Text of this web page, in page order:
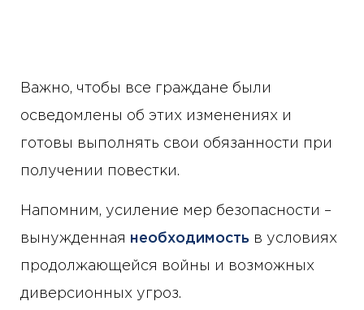
Важно, чтобы все граждане были
осведомлены об этих изменениях и
готовы выполнять свои обязанности при
получении повестки.
Напомним, усиление мер безопасности –
вынужденная необходимость в условиях
продолжающейся войны и возможных
диверсионных угроз.